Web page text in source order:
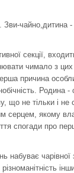
чайно,дитина
секції,
чимало з
причина
Родина
що не тільки і не
серцем, якому
спогади про
чарівної